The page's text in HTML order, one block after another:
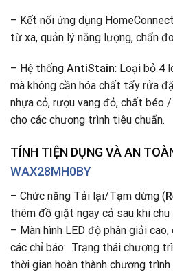
– Kết nối ứng dụng
từ xa, quản lý năng lượng, chẩn
– Hệ thống AntiStain: Loại bỏ 4
mà không cần hóa chất tẩy rửa
nhựa cỏ, rượu vang đỏ, chất béo
cho các chương trình tiêu chuẩn.
TÍNH TIỆN DỤNG VÀ AN
WAX28MH0BY
– Chức năng Tải lại/Tạm dừng (
thêm đồ giặt ngay cả sau khi
– Màn hình LED độ phân giải
các chỉ báo: Trạng thái chương
thời gian hoàn thành chương